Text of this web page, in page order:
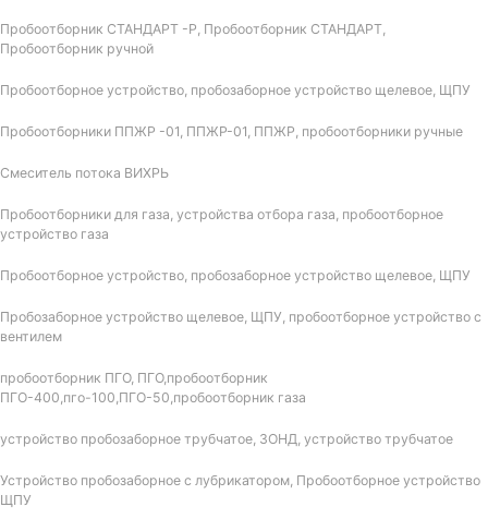
Пробоотборник СТАНДАРТ -Р, Пробоотборник СТАНДАРТ,
Пробоотборник ручной
Пробоотборное устройство, пробозаборное устройство щелевое, ЩПУ
Пробоотборники ППЖР -01, ППЖР-01, ППЖР, пробоотборники ручные
Смеситель потока ВИХРЬ
Пробоотборники для газа, устройства отбора газа, пробоотборное
устройство газа
Пробоотборное устройство, пробозаборное устройство щелевое, ЩПУ
Пробозаборное устройство щелевое, ЩПУ, пробоотборное устройство с
вентилем
пробоотборник ПГО, ПГО,пробоотборник
ПГО-400,пго-100,ПГО-50,пробоотборник газа
устройство пробозаборное трубчатое, ЗОНД, устройство трубчатое
Устройство пробозаборное с лубрикатором, Пробоотборное устройство
ЩПУ